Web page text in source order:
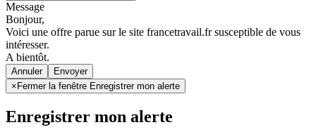
Message
Bonjour,
Voici une offre parue sur le site francetravail.fr susceptible de vous
intéresser.
A bientôt.
Annuler
× Fermer la fenêtre Enregistrer mon alerte
Enregistrer mon alerte